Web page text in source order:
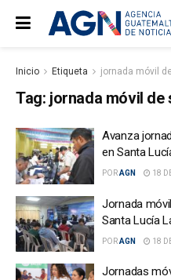
Inicio Etiqueta jornada móvil
Tag: jornada móvil
Avanza
en Santa
PORAGN 18
Jornada
Santa Lucía
PORAGN 18
Jornadas